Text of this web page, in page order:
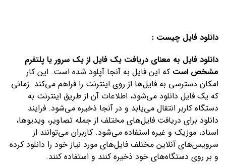
دانلود فایل چیست :
دانلود فایل به معنای دریافت یک فایل از یک سرور یا پلتفرم
مشخص است که این فایل به آنجا آپلود شده است. این کار
امکان دسترسی به فایل‌ها از روی اینترنت را فراهم می‌کند. زمانی
که یک فایل دانلود می‌شود، اطلاعات آن از طریق اینترنت به
دستگاه کاربر انتقال می‌یابد و در آنجا ذخیره می‌شود. فرایند
دانلود برای دریافت فایل‌های مختلف از جمله تصاویر، ویدیو‌ها،
اسناد، موزیک و غیره استفاده می‌شود. کاربران می‌توانند از
سرویس‌های آنلاین مختلف فایل‌های مورد نیاز خود را دانلود کرده
و بر روی دستگاه‌های خود ذخیره کنند و استفاده کنند.